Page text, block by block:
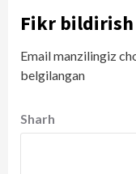
Fikr bildirish
Email manzilingiz
belgilangan
Sharh